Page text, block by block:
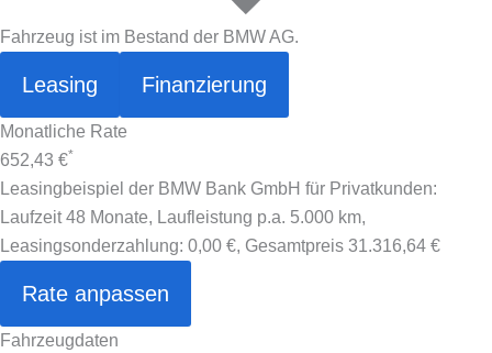
Fahrzeug ist im Bestand der BMW AG.
Leasing Finanzierung
Monatliche Rate
652,43 €*
Leasingbeispiel der BMW Bank GmbH für Privatkunden:
Laufzeit 48 Monate, Laufleistung p.a. 5.000 km,
Leasingsonderzahlung: 0,00 €, Gesamtpreis 31.316,64 €
Rate anpassen
Fahrzeugdaten